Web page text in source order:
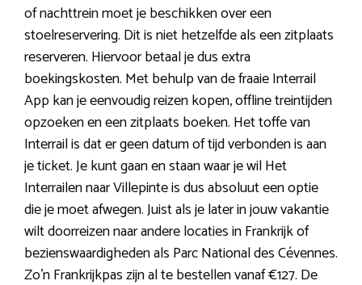
of nachttrein moet je beschikken over een
stoelreservering. Dit is niet hetzelfde als een zitplaats
reserveren. Hiervoor betaal je dus extra
boekingskosten. Met behulp van de fraaie Interrail
App kan je eenvoudig reizen kopen, offline treintijden
opzoeken en een zitplaats boeken. Het toffe van
Interrail is dat er geen datum of tijd verbonden is aan
je ticket. Je kunt gaan en staan waar je wil Het
Interrailen naar Villepinte is dus absoluut een optie
die je moet afwegen. Juist als je later in jouw vakantie
wilt doorreizen naar andere locaties in Frankrijk of
bezienswaardigheden als Parc National des Cévennes.
Zo’n Frankrijkpas zijn al te bestellen vanaf €127. De